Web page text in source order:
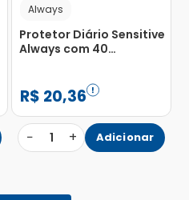
Always
Protetor Diário Sensitive
Always com 40
R$ 20,36
− 1 + Adicionar